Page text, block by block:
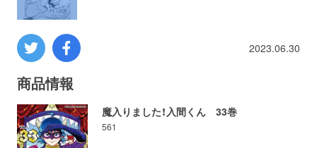
2023.06.30
商品情報
魔入りました！入間くん 33巻
561
ミリタリー
その他
イベント